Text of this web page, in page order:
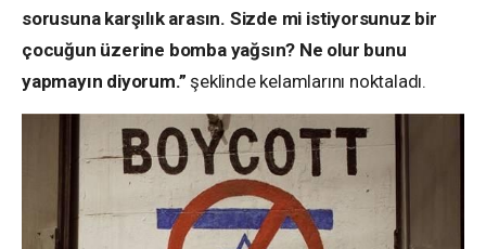
sorusuna karşılık arasın. Sizde mi istiyorsunuz bir
çocuğun üzerine bomba yağsın? Ne olur bunu
yapmayın diyorum.”şeklinde kelamlarını noktaladı.